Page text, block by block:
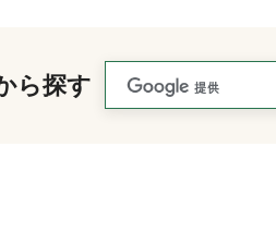
ら探す